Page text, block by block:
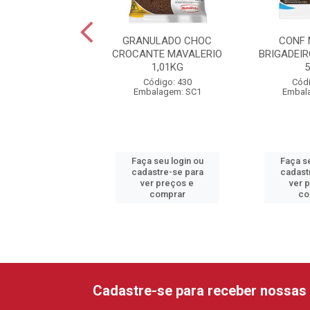
GRANULADO CHOC
CROCANTE MAVALERIO
1,01KG
Código: 430
Embalagem: SC1
Faça seu login ou
cadastre-se para
ver preços e
comprar
CONF
Faça
ver
Cadastre-se para receber